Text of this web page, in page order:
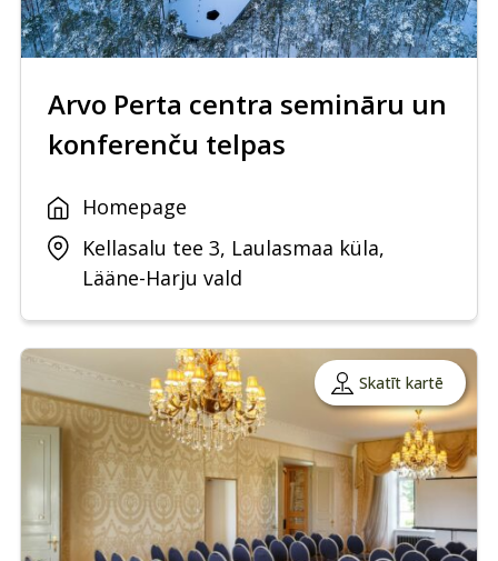
Arvo Perta centra semināru un
konferenču telpas
Homepage
Kellasalu tee 3, Laulasmaa küla,
Lääne-Harju vald
Skatīt kartē